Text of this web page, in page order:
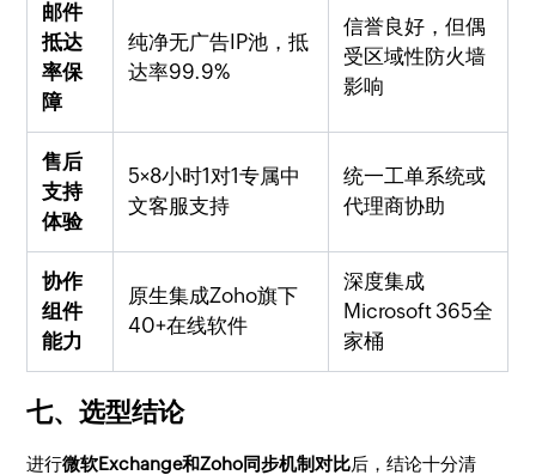
邮件
抵达
率保
障
纯净无广告IP池，抵
达率99.9%
信誉良好，但偶
受区域性防火墙
影响
售后
支持
体验
5×8小时1对1专属中
文客服支持
统一工单系统或
代理商协助
协作
组件
能力
原生集成Zoho旗下
40+在线软件
深度集成
Microsoft 365全
家桶
七、选型结论
进行微软Exchange和Zoho同步机制对比后，结论十分清